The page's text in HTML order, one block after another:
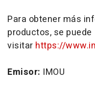
Para obtener más
productos, se puede
visitar https://
Emisor: IMOU